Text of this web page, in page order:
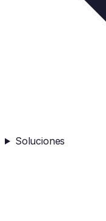
Soluciones